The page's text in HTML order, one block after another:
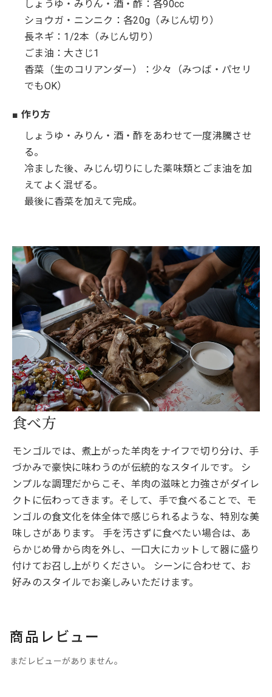
しょうゆ・みりん・酒・酢：各90cc
ショウガ・ニンニク：各20g（みじん切り）
長ネギ：1/2本（みじん切り）
ごま油：大さじ1
香菜（生のコリアンダー）：少々（みつば・パセリ
でもOK）
■ 作り方
しょうゆ・みりん・酒・酢をあわせて一度沸騰させ
る。
冷ました後、みじん切りにした薬味類とごま油を加
えてよく混ぜる。
最後に香菜を加えて完成。
食べ方
モンゴルでは、煮上がった羊肉をナイフで切り分け、手
づかみで豪快に味わうのが伝統的なスタイルです。 シ
ンプルな調理だからこそ、羊肉の滋味と力強さがダイレ
クトに伝わってきます。そして、手で食べることで、モ
ンゴルの食文化を体全体で感じられるような、特別な美
味しさがあります。 手を汚さずに食べたい場合は、あ
らかじめ骨から肉を外し、一口大にカットして器に盛り
付けてお召し上がりください。 シーンに合わせて、お
好みのスタイルでお楽しみいただけます。
商品レビュー
まだレビューがありません。